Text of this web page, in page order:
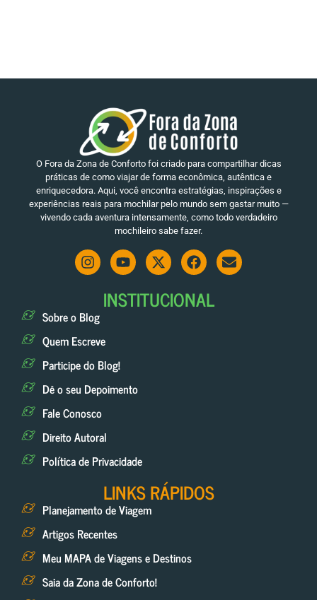
O Fora da Zona de Conforto foi criado para compartilhar dicas
práticas de como viajar de forma econômica, autêntica e
enriquecedora. Aqui, você encontra estratégias, inspirações e
experiências reais para mochilar pelo mundo sem gastar muito —
vivendo cada aventura intensamente, como todo verdadeiro
mochileiro sabe fazer.
INSTITUCIONAL
Sobre o Blog
Quem Escreve
Participe do Blog!
Dê o seu Depoimento
Fale Conosco
Direito Autoral
Política de Privacidade
LINKS RÁPIDOS
Planejamento de Viagem
Artigos Recentes
Meu MAPA de Viagens e Destinos
Saia da Zona de Conforto!